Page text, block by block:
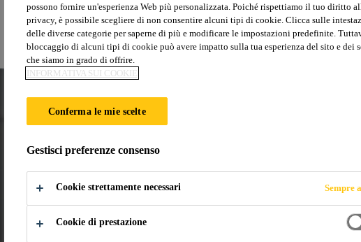
Sikagard®-1250
Detergente in dispersione acquosa a base
gamma di superfici esterne
Soluzione detergente pronta all’uso, applicabile a
un’azione pulente potente e duratura. Gli enzimi si
possono fornire un'esperienza Web più personalizzata. Poiché rispettiamo il tuo diritto
privacy, è possibile scegliere di non consentire alcuni tipi di cookie. Clicca sulle
delle diverse categorie per saperne di più e modificare le impostazioni predefinite.
bloccaggio di alcuni tipi di cookie può avere impatto sulla tua esperienza del sito e dei
che siamo in grado di offrire.
INFORMATIVA SUI COOKIE
Conferma le mie scelte
Gestisci preferenze consenso
Cookie strettamente necessari Sempre
Cookie di prestazione